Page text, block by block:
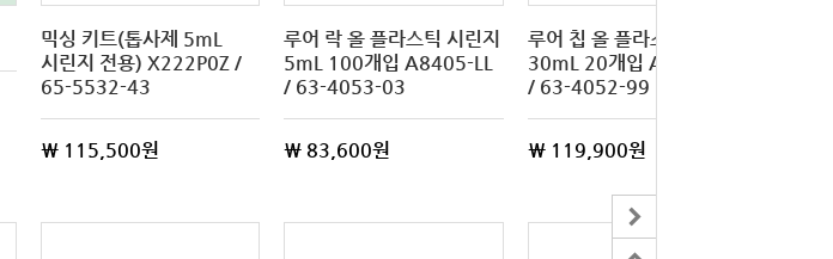
믹싱 키트(톱사제 5mL
시린지 전용) X222P0Z /
65-5532-43
\ 115,500원
루어 락 올 플라스틱 시린지
5mL 100개입 A8405-LL
/ 63-4053-03
\ 83,600원
루어 칩 올 플라스틱 주사기
30mL 20개입 A8430-LT
/ 63-4052-99
\ 119,900원